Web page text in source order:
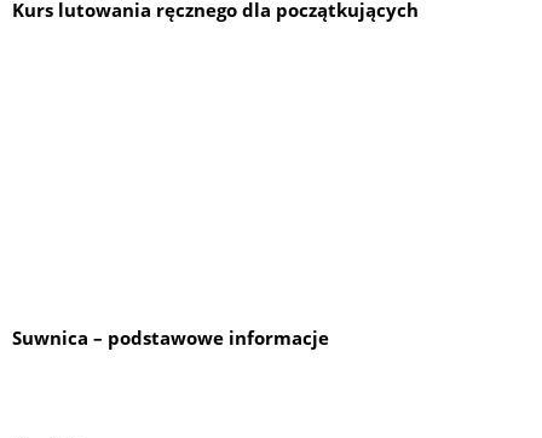
Kurs lutowania ręcznego dla początkujących
Suwnica – podstawowe informacje